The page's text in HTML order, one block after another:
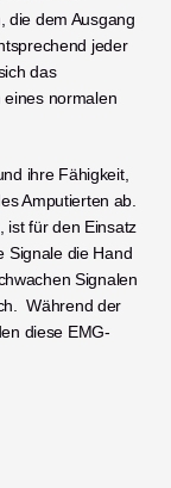
die dem Ausgang
jeder
das
normalen
ihre Fähigkeit,
Amputierten ab.
ist für den Einsatz
Signale die Hand
Signalen
Während der
diese EMG-